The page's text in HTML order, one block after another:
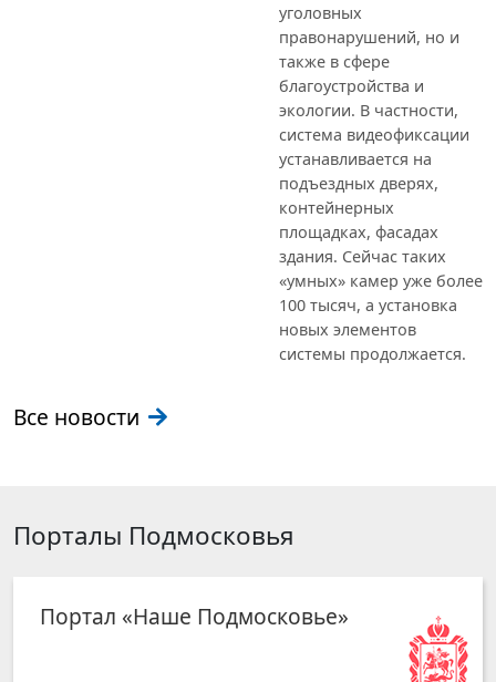
уголовных
правонарушений, но и
также в сфере
благоустройства и
экологии. В частности,
система видеофиксации
устанавливается на
подъездных дверях,
контейнерных
площадках, фасадах
здания. Сейчас таких
«умных» камер уже более
100 тысяч, а установка
новых элементов
системы продолжается.
Все новости
Порталы Подмосковья
Портал «Наше Подмосковье»